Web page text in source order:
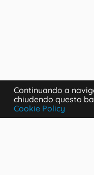
Continuando a
chiudendo questo
Cookie Policy